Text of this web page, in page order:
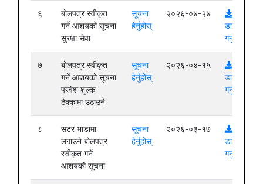
६
बोलपत्र स्वीकृत
गर्ने आशयको सूचना
सुरक्षा सेवा
सूचना
हेर्नुहोस्
२०२६-०४-२४
डाउनलोड
गर्नुहोस्
७
बोलपत्र स्वीकृत
गर्ने आशयको सूचना
प्रवेश शुल्क
ठेक्कामा उठाउने
सूचना
हेर्नुहोस्
२०२६-०४-१५
डाउनलोड
गर्नुहोस्
८
सटर भाडामा
लगाउने बोलपत्र
स्वीकृत गर्ने
आशयको सूचना
सूचना
हेर्नुहोस्
२०२६-०३-१७
डाउनलोड
गर्नुहोस्